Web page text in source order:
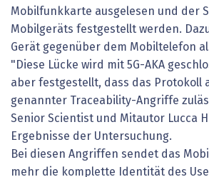
Mobilfunkkarte ausgelesen und der
Mobilgeräts festgestellt werden.
Gerät gegenüber dem Mobiltelefon
"Diese Lücke wird mit 5G-AKA
aber festgestellt, dass das Protokoll
genannter Traceability-Angriffe
Senior Scientist und Mitautor Lucca
Ergebnisse der Untersuchung.
Bei diesen Angriffen sendet das
mehr die komplette Identität des